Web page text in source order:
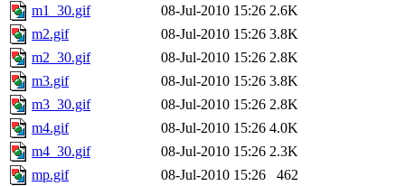
m1_30.gif
08-Jul-2010 15:26 2.6K
m2.gif
08-Jul-2010 15:26 3.8K
m2_30.gif
08-Jul-2010 15:26 2.8K
m3.gif
08-Jul-2010 15:26 3.8K
m3_30.gif
08-Jul-2010 15:26 2.8K
m4.gif
08-Jul-2010 15:26 4.0K
m4_30.gif
08-Jul-2010 15:26 2.3K
mp.gif
08-Jul-2010 15:26
462